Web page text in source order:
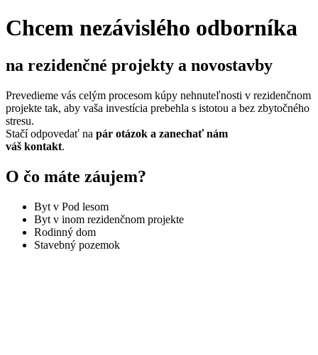
Chcem nezávislého odborníka
na rezidenčné projekty a novostavby
Prevedieme vás celým procesom kúpy nehnuteľnosti v rezidenčnom
projekte tak, aby vaša investícia prebehla s istotou a bez zbytočného
stresu.
Stačí odpovedať na pár otázok a zanechať nám
váš kontakt.
O čo máte záujem?
Byt v Pod lesom
Byt v inom rezidenčnom projekte
Rodinný dom
Stavebný pozemok